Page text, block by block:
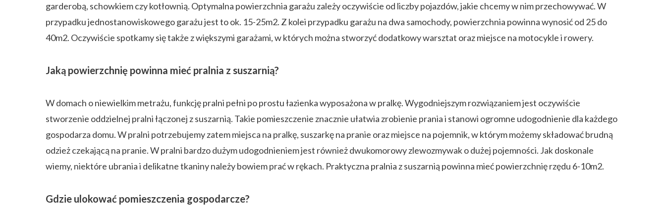
garderobą, schowkiem czy kotłownią. Optymalna powierzchnia garażu zależy oczywiście od liczby pojazdów, jakie chcemy w nim przechowywać. W
przypadku jednostanowiskowego garażu jest to ok. 15-25m2. Z kolei przypadku garażu na dwa samochody, powierzchnia powinna wynosić od 25 do
40m2. Oczywiście spotkamy się także z większymi garażami, w których można stworzyć dodatkowy warsztat oraz miejsce na motocykle i rowery.
Jaką powierzchnię powinna mieć pralnia z suszarnią?
W domach o niewielkim metrażu, funkcję pralni pełni po prostu łazienka wyposażona w pralkę. Wygodniejszym rozwiązaniem jest oczywiście
stworzenie oddzielnej pralni łączonej z suszarnią. Takie pomieszczenie znacznie ułatwia zrobienie prania i stanowi ogromne udogodnienie dla każdego
gospodarza domu. W pralni potrzebujemy zatem miejsca na pralkę, suszarkę na pranie oraz miejsce na pojemnik, w którym możemy składować brudną
odzież czekającą na pranie. W pralni bardzo dużym udogodnieniem jest również dwukomorowy zlewozmywak o dużej pojemności. Jak doskonale
wiemy, niektóre ubrania i delikatne tkaniny należy bowiem prać w rękach. Praktyczna pralnia z suszarnią powinna mieć powierzchnię rzędu 6-10m2.
Gdzie ulokować pomieszczenia gospodarcze?